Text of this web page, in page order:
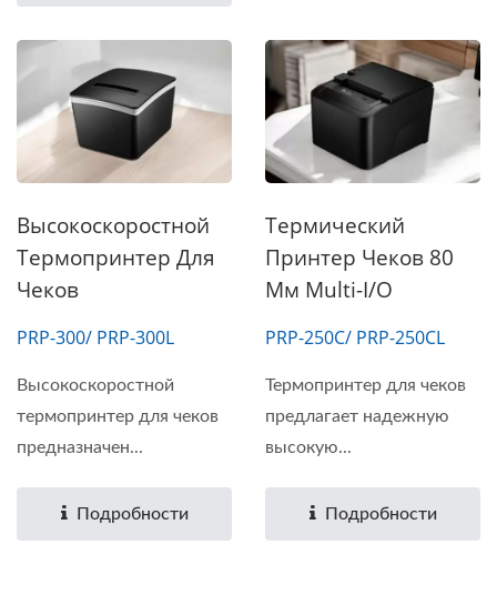
Высокоскоростной
Термопринтер Для
Чеков
PRP-300/ PRP-300L
Высокоскоростной
термопринтер для чеков
предназначен...
Подробности
Термический
Принтер Чеков 80
Мм Multi-I/O
PRP-250C/ PRP-250CL
Термопринтер для чеков
предлагает надежную
высокую...
Подробности